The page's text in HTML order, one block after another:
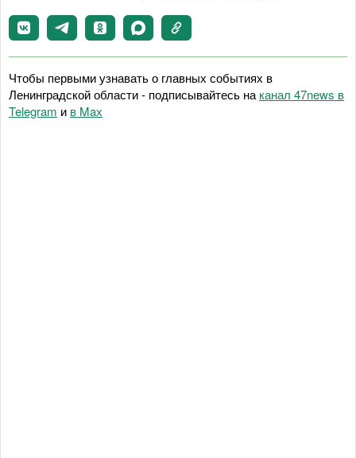
Чтобы первыми узнавать о главных событиях в
Ленинградской области - подписывайтесь на канал 47news в
Telegram и в Maх